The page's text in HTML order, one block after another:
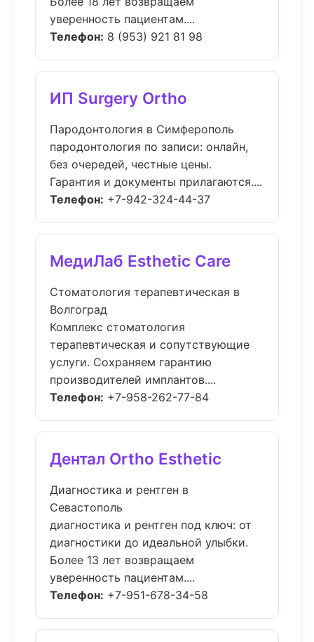
уверенность пациентам....
Телефон: 8 (953) 921 81 98
ИП Surgery Ortho
Пародонтология в Симферополь
пародонтология по записи: онлайн,
без очередей, честные цены.
Гарантия и документы прилагаются....
Телефон: +7-942-324-44-37
МедиЛаб Esthetic Care
Стоматология терапевтическая в
Волгоград
Комплекс стоматология
терапевтическая и сопутствующие
услуги. Сохраняем гарантию
производителей имплантов....
Телефон: +7-958-262-77-84
Дентал Ortho Esthetic
Диагностика и рентген в
Севастополь
диагностика и рентген под ключ: от
диагностики до идеальной улыбки.
Более 13 лет возвращаем
уверенность пациентам....
Телефон: +7-951-678-34-58